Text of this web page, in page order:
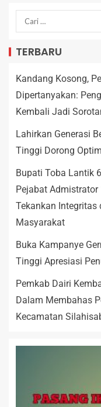
TERBARU
Kandang Kosong,
Dipertanyakan:
Kembali Jadi
Lahirkan Generasi
Tinggi Dorong
Bupati Toba Lantik
Pejabat
Tekankan Integritas
Masyarakat
Buka Kampanye
Tinggi Apresiasi
Pemkab Dairi
Dalam Membahas
Kecamatan